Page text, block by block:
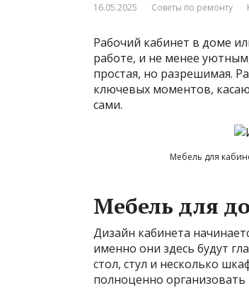
16.05.2025 Советы по ремонту
Рабочий кабинет в доме
работе, и не менее
простая, но разрешимая.
ключевых моментов,
сами.
Мебель для
Мебель для
Дизайн кабинета
именно они здесь будут
стол, стул и несколько
полноценно